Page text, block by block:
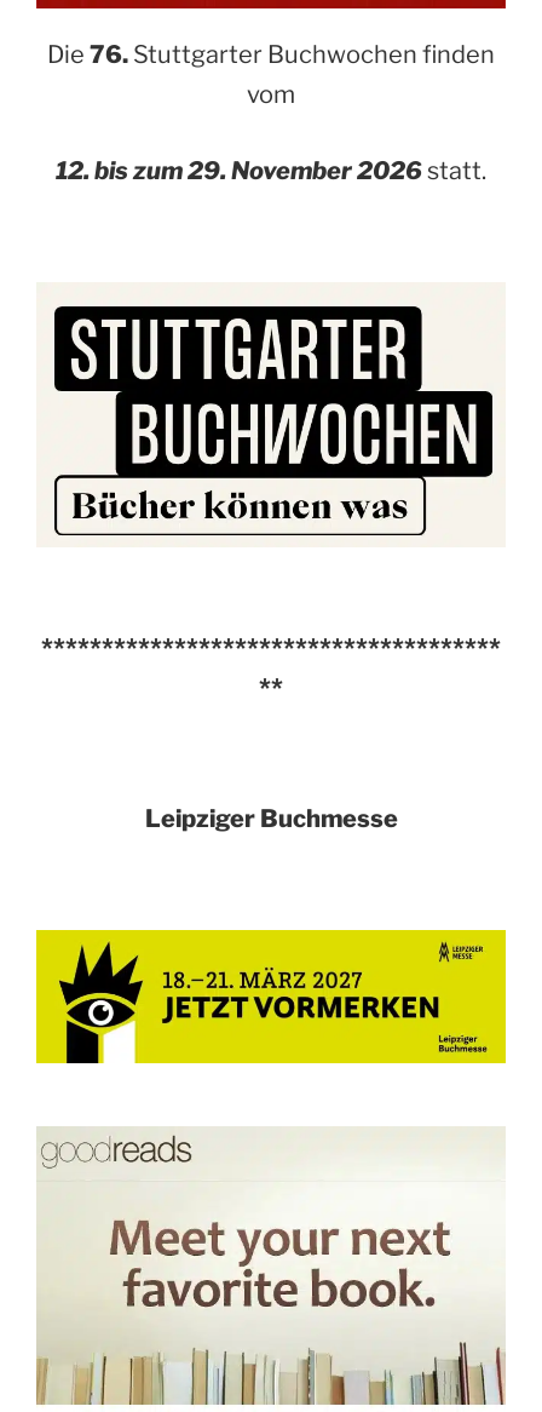
Die 76. Stuttgarter Buchwochen finden
vom
12. bis zum 29. November 2026statt.
**************************************
**
Leipziger Buchmesse